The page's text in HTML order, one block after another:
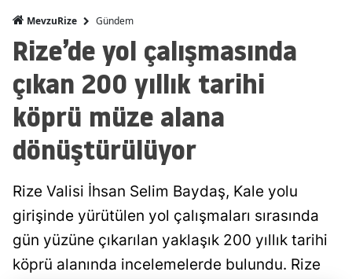
MevzuRize Gündem
Rize’de yol çalışmasında
çıkan 200 yıllık tarihi
köprü müze alana
dönüştürülüyor
Rize Valisi İhsan Selim Baydaş, Kale yolu
girişinde yürütülen yol çalışmaları sırasında
gün yüzüne çıkarılan yaklaşık 200 yıllık tarihi
köprü alanında incelemelerde bulundu. Rize